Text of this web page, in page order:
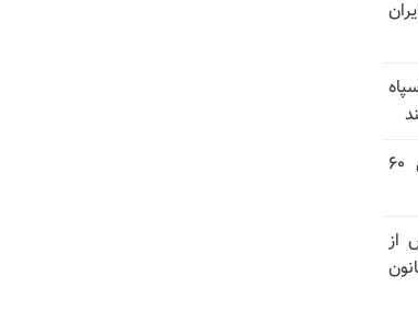
مروری بر ابعاد آرمانی، سیاسی و عملیاتی ۶۰
از